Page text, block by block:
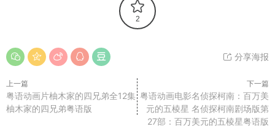
2
分享海报
上一篇
粤语动画片柚木家的四兄弟全12集
柚木家的四兄弟粤语版
下一篇
粤语动画电影名侦探柯南：百万美
元的五棱星 名侦探柯南剧场版第
27部：百万美元的五棱星粤语版